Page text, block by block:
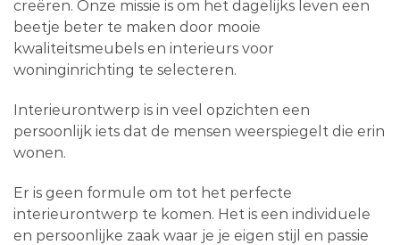
creëren. Onze missie is om het dagelijks leven een
beetje beter te maken door mooie
kwaliteitsmeubels en interieurs voor
woninginrichting te selecteren.
Interieurontwerp is in veel opzichten een
persoonlijk iets dat de mensen weerspiegelt die erin
wonen.
Er is geen formule om tot het perfecte
interieurontwerp te komen. Het is een individuele
en persoonlijke zaak waar je je eigen stijl en passie